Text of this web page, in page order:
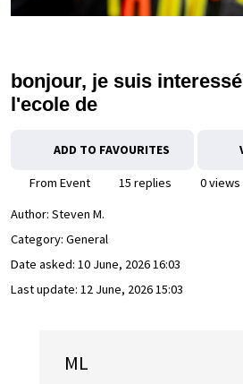
bonjour, je suis
l'ecole de
ADD TO FAVOURITES
From Event 15 replies
0 views
Author: Steven M.
Category: General
Date asked: 10 June, 2026 16:03
Last update: 12 June, 2026 15:03
ML